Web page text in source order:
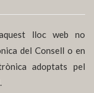
lloc web no
del Consell o en
adoptats pel